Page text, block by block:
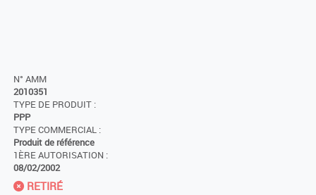
N° AMM
2010351
TYPE DE PRODUIT :
PPP
TYPE COMMERCIAL :
Produit de référence
1ÈRE AUTORISATION :
08/02/2002
RETIRÉ